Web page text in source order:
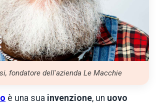
fondatore dell'azienda Le Macchie
è una sua invenzione, un uovo